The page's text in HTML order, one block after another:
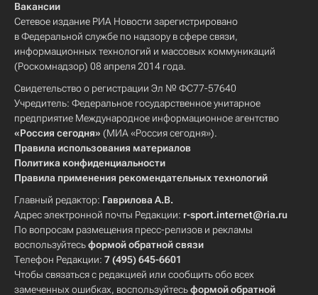
Вакансии
Сетевое издание РИА Новости зарегистрировано
в Федеральной службе по надзору в сфере связи,
информационных технологий и массовых коммуникаций
(Роскомнадзор) 08 апреля 2014 года.
Свидетельство о регистрации Эл № ФС77-57640
Учредитель: Федеральное государственное унитарное
предприятие Международное информационное агентство
«Россия сегодня» (МИА «Россия сегодня»).
Правила использования материалов
Политика конфиденциальности
Правила применения рекомендательных технологий
Главный редактор: Гаврилова А.В.
Адрес электронной почты Редакции: r-sport.internet@ria.ru
По вопросам размещения пресс-релизов и рекламы
воспользуйтесьформой обратной связи
Телефон Редакции: 7 (495) 645-6601
Чтобы связаться с редакцией или сообщить обо всех
замеченных ошибках, воспользуйтесьформой обратной